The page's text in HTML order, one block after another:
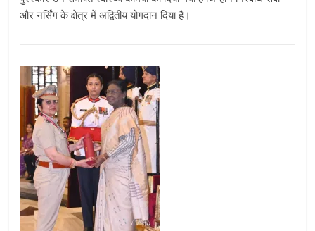
और नर्सिंग के क्षेत्र में अद्वितीय योगदान दिया है।